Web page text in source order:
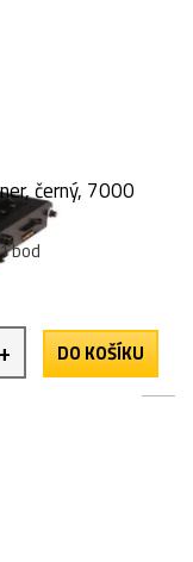
černý, 7000
1 bod
+ DO KOŠÍKU